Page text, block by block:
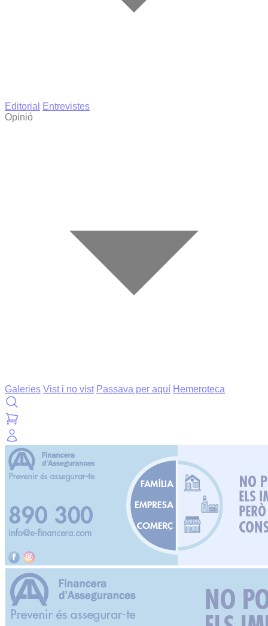
Editorial
Entrevistes
Opinió
Galeries Vist i no vist Passava per aquí Hemeroteca